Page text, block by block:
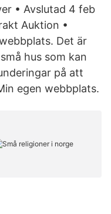
• Avslutad 4 feb
Auktion •
Det är
hus som kan
på att
egen webbplats.